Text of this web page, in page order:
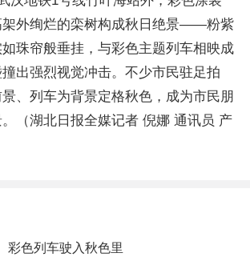
架外绚烂的栾树构成秋日绝景——粉紫
珠帘般垂挂，与彩色主题列车相映成
出强烈视觉冲击。不少市民驻足拍
、列车为背景定格秋色，成为市民朋
（湖北日报全媒记者 倪娜 通讯员 产
彩色列车驶入秋色里